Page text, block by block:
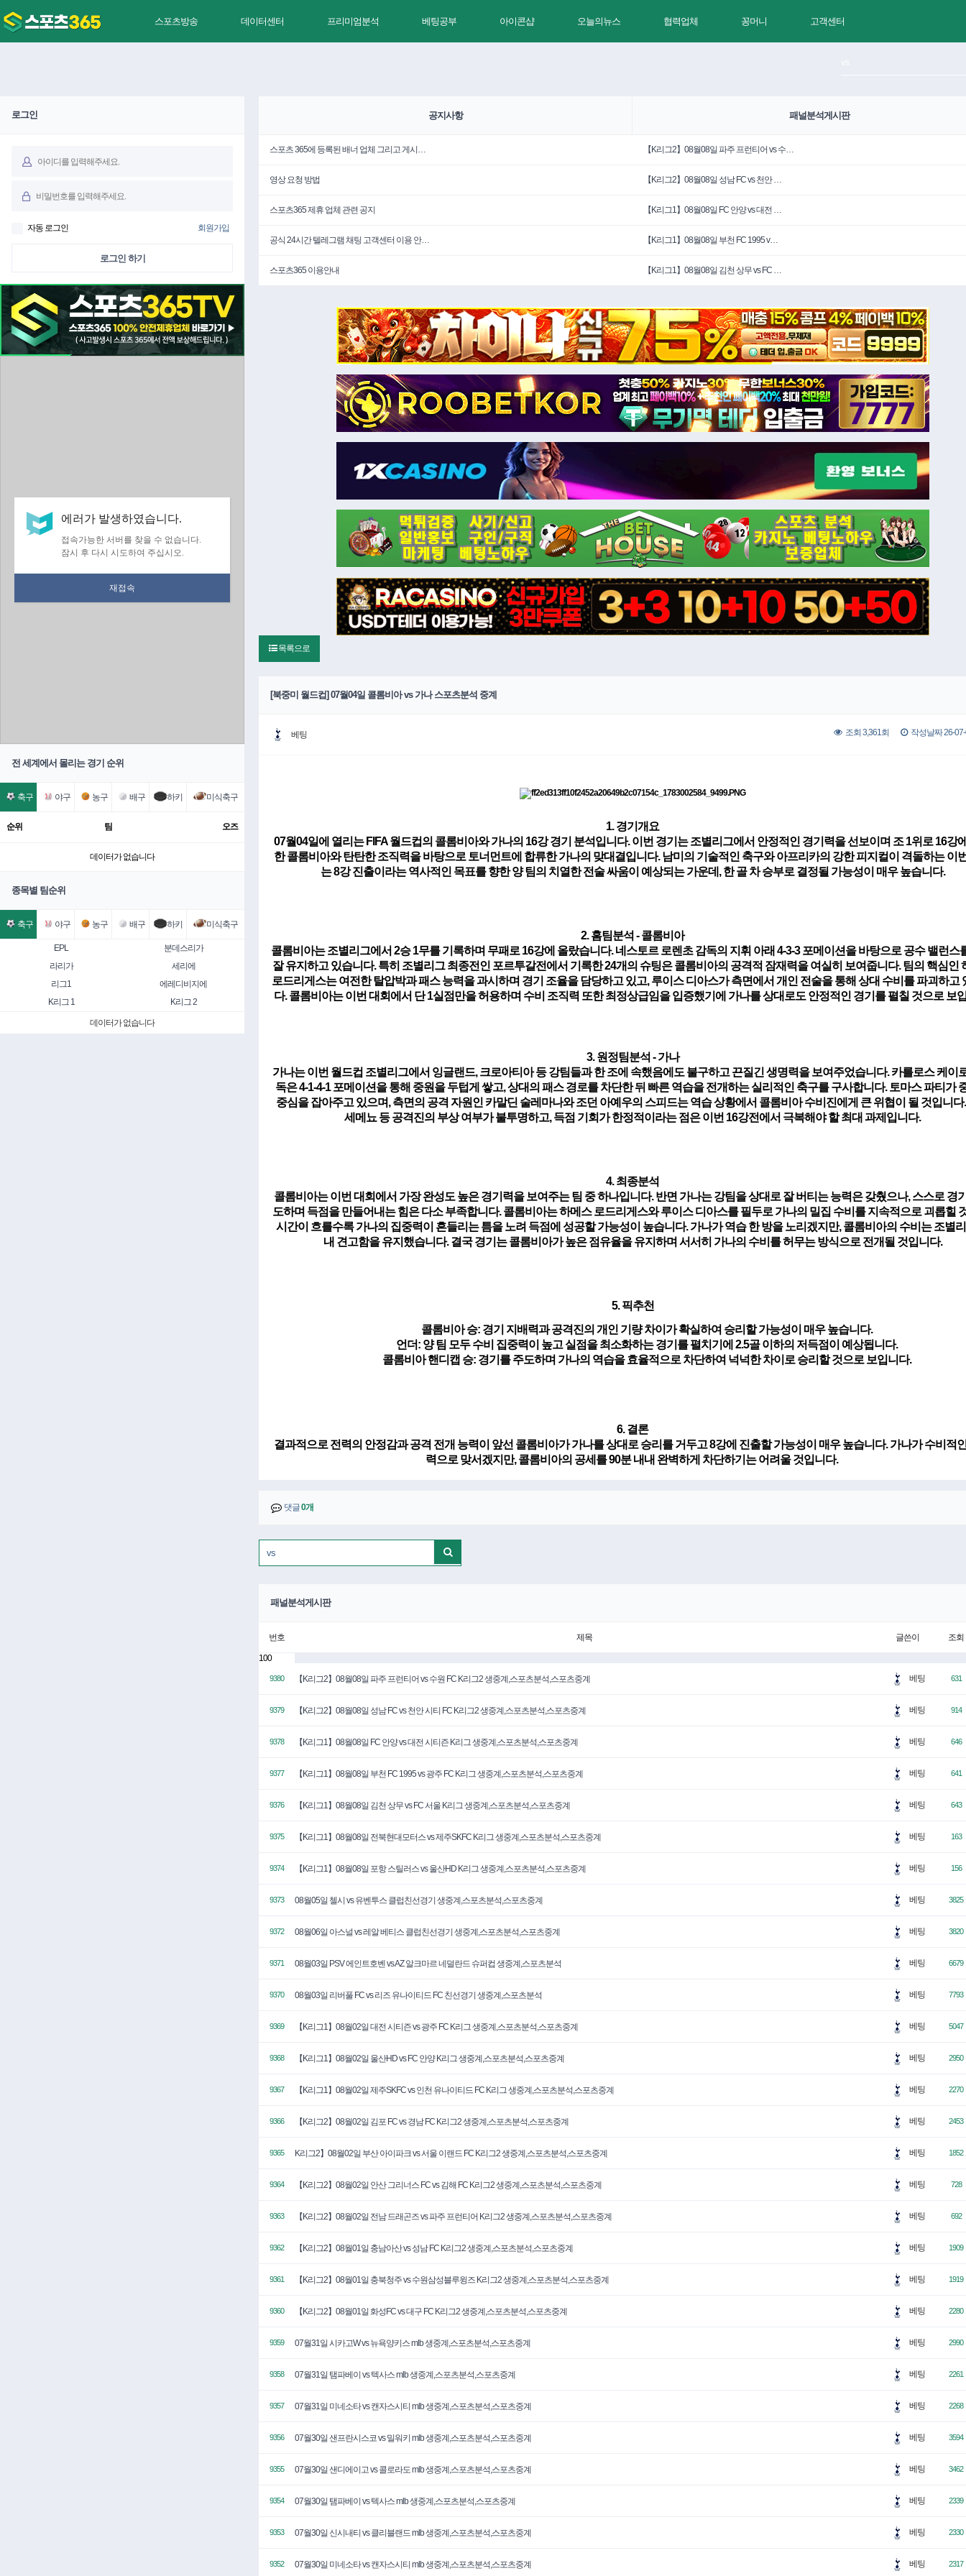
스포츠방송 데이터센터 프리미엄분석 베팅공부 아이콘샵 오늘의뉴스 협력업체 꽁머니 고객센터
로그인
자동 로그인 회원가입
로그인 하기
전 세계에서 몰리는 경기 순위
축구 야구 농구 배구 하키 미식축구
순위 팀 오즈
데이터가 없습니다
종목별 팀순위
축구 야구 농구 배구 하키 미식축구
EPL
분데스리가
라리가
세리에
리그1
에레디비지에
K리그 1
K리그 2
데이터가 없습니다
공지사항 패널분석게시판
스포츠 365에 등록된 배너 업체 그리고 게시…
영상 요청 방법
스포츠365 제휴 업체 관련 공지
공식 24시간 텔레그램 채팅 고객센터 이용 안…
스포츠365 이용안내
【K리그2】08월08일 파주 프런티어 vs 수…
【K리그2】08월08일 성남 FC vs 천안 …
【K리그1】08월08일 FC 안양 vs 대전 …
【K리그1】08월08일 부천 FC 1995 v…
【K리그1】08월08일 김천 상무 vs FC …
목록으로
[북중미 월드컵] 07월04일 콜롬비아 vs 가나 스포츠분석 중계
베팅 조회 3,361회 작성날짜 26-
1. 경기개요
07월04일에 열리는 FIFA 월드컵의 콜롬비아와 가나의 16강 경기 분석입니다. 이번 경기는 조별리그에서 안정적인 경기력을 선보이며 조 1위로 16강
한 콜롬비아와 탄탄한 조직력을 바탕으로 토너먼트에 합류한 가나의 맞대결입니다. 남미의 기술적인 축구와 아프리카의 강한 피지컬이 격돌하는 이
는 8강 진출이라는 역사적인 목표를 향한 양 팀의 치열한 전술 싸움이 예상되는 가운데, 한 골 차 승부로 결정될 가능성이 매우 높습니다.
2. 홈팀분석 - 콜롬비아
콜롬비아는 조별리그에서 2승 1무를 기록하며 무패로 16강에 올랐습니다. 네스토르 로렌초 감독의 지휘 아래 4-3-3 포메이션을 바탕으로 공수 밸런스
잘 유지하고 있습니다. 특히 조별리그 최종전인 포르투갈전에서 기록한 24개의 슈팅은 콜롬비아의 공격적 잠재력을 여실히 보여줍니다. 팀의 핵심인
로드리게스는 여전한 탈압박과 패스 능력을 과시하며 경기 조율을 담당하고 있고,루이스 디아스가 측면에서 개인 전술을 통해 상대 수비를 파괴하고
다. 콜롬비아는 이번 대회에서 단 1실점만을 허용하며 수비 조직력 또한 최정상급임을 입증했기에 가나를 상대로도 안정적인 경기를 펼칠 것으로 보
3. 원정팀분석 - 가나
가나는 이번 월드컵 조별리그에서 잉글랜드, 크로아티아 등 강팀들과 한 조에 속했음에도 불구하고 끈질긴 생명력을 보여주었습니다. 카를로스 케이
독은 4-1-4-1 포메이션을 통해 중원을 두텁게 쌓고, 상대의 패스 경로를 차단한 뒤 빠른 역습을 전개하는 실리적인 축구를 구사합니다.토마스 파티 가
중심을 잡아주고 있으며, 측면의 공격 자원인 카말딘 술레마나와 조던 아예우의 스피드는 역습 상황에서 콜롬비아 수비진에게 큰 위협이 될 것입니다
세메뇨 등 공격진의 부상 여부가 불투명하고, 득점 기회가 한정적이라는 점은 이번 16강전에서 극복해야 할 최대 과제입니다.
4. 최종분석
콜롬비아는 이번 대회에서 가장 완성도 높은 경기력을 보여주는 팀 중 하나입니다. 반면 가나는 강팀을 상대로 잘 버티는 능력은 갖췄으나, 스스로 경
도하며 득점을 만들어내는 힘은 다소 부족합니다. 콜롬비아는하메스 로드리게스와루이스 디아스를 필두로 가나의 밀집 수비를 지속적으로 괴롭힐
시간이 흐를수록 가나의 집중력이 흔들리는 틈을 노려 득점에 성공할 가능성이 높습니다. 가나가 역습 한 방을 노리겠지만, 콜롬비아의 수비는 조별
내 견고함을 유지했습니다. 결국 경기는 콜롬비아가 높은 점유율을 유지하며 서서히 가나의 수비를 허무는 방식으로 전개될 것입니다.
5. 픽추천
콜롬비아 승: 경기 지배력과 공격진의 개인 기량 차이가 확실하여 승리할 가능성이 매우 높습니다.
언더: 양 팀 모두 수비 집중력이 높고 실점을 최소화하는 경기를 펼치기에 2.5골 이하의 저득점이 예상됩니다.
콜롬비아 핸디캡 승: 경기를 주도하며 가나의 역습을 효율적으로 차단하여 넉넉한 차이로 승리할 것으로 보입니다.
6. 결론
결과적으로 전력의 안정감과 공격 전개 능력이 앞선 콜롬비아가 가나를 상대로 승리를 거두고 8강에 진출할 가능성이 매우 높습니다. 가나가 수비적
력으로 맞서겠지만, 콜롬비아의 공세를 90분 내내 완벽하게 차단하기는 어려울 것입니다.
댓글0개
패널분석게시판
번호 제목 글쓴이 조회
100
9380 【K리그2】08월08일 파주 프런티어 vs 수원 FC K리그2 생중계,스포츠분석,스포츠중계 베팅 631
9379 【K리그2】08월08일 성남 FC vs 천안 시티 FC K리그2 생중계,스포츠분석,스포츠중계 베팅 914
9378 【K리그1】08월08일 FC 안양 vs 대전 시티즌 K리그 생중계,스포츠분석,스포츠중계 베팅 646
9377 【K리그1】08월08일 부천 FC 1995 vs 광주 FC K리그 생중계,스포츠분석,스포츠중계 베팅 641
9376 【K리그1】08월08일 김천 상무 vs FC 서울 K리그 생중계,스포츠분석,스포츠중계 베팅 643
9375 【K리그1】08월08일 전북현대모터스 vs 제주SKFC K리그 생중계,스포츠분석,스포츠중계 베팅 163
9374 【K리그1】08월08일 포항 스틸러스 vs 울산HD K리그 생중계,스포츠분석,스포츠중계 베팅 156
9373 08월05일 첼시 vs 유벤투스 클럽친선경기 생중계,스포츠분석,스포츠중계 베팅 3825
9372 08월06일 아스널 vs 레알 베티스 클럽친선경기 생중계,스포츠분석,스포츠중계 베팅 3820
9371 08월03일 PSV 에인트호벤 vs AZ 알크마르 네덜란드 슈퍼컵 생중계,스포츠분석 베팅 6679
9370 08월03일 리버풀 FC vs 리즈 유나이티드 FC 친선경기 생중계,스포츠분석 베팅 7793
9369 【K리그1】08월02일 대전 시티즌 vs 광주 FC K리그 생중계,스포츠분석,스포츠중계 베팅 5047
9368 【K리그1】08월02일 울산HD vs FC 안양 K리그 생중계,스포츠분석,스포츠중계 베팅 2950
9367 【K리그1】08월02일 제주SKFC vs 인천 유나이티드 FC K리그 생중계,스포츠분석,스포츠중계 베팅 2270
9366 【K리그2】08월02일 김포 FC vs 경남 FC K리그2 생중계,스포츠분석,스포츠중계 베팅 2453
9365 K리그2】08월02일 부산 아이파크 vs 서울 이랜드 FC K리그2 생중계,스포츠분석,스포츠중계 베팅 1852
9364 【K리그2】08월02일 안산 그리너스 FC vs 김해 FC K리그2 생중계,스포츠분석,스포츠중계 베팅 728
9363 【K리그2】08월02일 전남 드래곤즈 vs 파주 프런티어 K리그2 생중계,스포츠분석,스포츠중계 베팅 692
9362 【K리그2】08월01일 충남아산 vs 성남 FC K리그2 생중계,스포츠분석,스포츠중계 베팅 1909
9361 【K리그2】08월01일 충북청주 vs 수원삼성블루윙즈 K리그2 생중계,스포츠분석,스포츠중계 베팅 1919
9360 【K리그2】08월01일 화성FC vs 대구 FC K리그2 생중계,스포츠분석,스포츠중계 베팅 2280
9359 07월31일 시카고W vs 뉴욕양키스 mlb 생중계,스포츠분석,스포츠중계 베팅 2990
9358 07월31일 탬파베이 vs 텍사스 mlb 생중계,스포츠분석,스포츠중계 베팅 2261
9357 07월31일 미네소타 vs 캔자스시티 mlb 생중계,스포츠분석,스포츠중계 베팅 2268
9356 07월30일 샌프란시스코 vs 밀워키 mlb 생중계,스포츠분석,스포츠중계 베팅 3594
9355 07월30일 샌디에이고 vs 콜로라도 mlb 생중계,스포츠분석,스포츠중계 베팅 3462
9354 07월30일 탬파베이 vs 텍사스 mlb 생중계,스포츠분석,스포츠중계 베팅 2339
9353 07월30일 신시내티 vs 클리블랜드 mlb 생중계,스포츠분석,스포츠중계 베팅 2330
9352 07월30일 미네소타 vs 캔자스시티 mlb 생중계,스포츠분석,스포츠중계 베팅 2317